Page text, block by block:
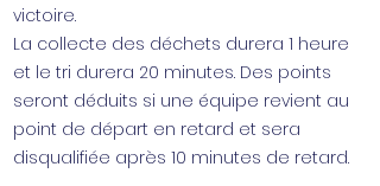
victoire.
La collecte des déchets durera 1 heure
et le tri durera 20 minutes. Des points
seront déduits si une équipe revient au
point de départ en retard et sera
disqualifiée après 10 minutes de retard.